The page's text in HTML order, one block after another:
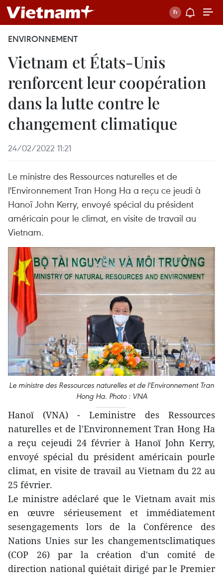
ENVIRONNEMENT
Vietnam et États-Unis
renforcent leur coopération
dans la lutte contre le
changement climatique
24/02/2022 11:21
Le ministre des Ressources naturelles et de
l'Environnement Tran Hong Ha a reçu ce jeudi à
Hanoï John Kerry, envoyé spécial du président
américain pour le climat, en visite de travail au
Vietnam.
Le ministre des Ressources naturelles et de l'Environnement Tran
Hong Ha. Photo : VNA
Hanoï (VNA) - Leministre des Ressources
naturelles et de l'Environnement Tran Hong Ha
a reçu cejeudi 24 février à Hanoï John Kerry,
envoyé spécial du président américain pourle
climat, en visite de travail au Vietnam du 22 au
25 février.
Le ministre adéclaré que le Vietnam avait mis
en œuvre sérieusement et immédiatement
sesengagements lors de la Conférence des
Nations Unies sur les changementsclimatiques
(COP 26) par la création d'un comité de
direction national quiétait dirigé par le Premier